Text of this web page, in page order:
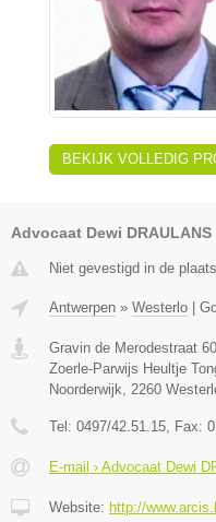
BEKIJK VOLLEDIG
Advocaat Dewi DRAULANS
Niet gevestigd in de
Antwerpen » Westerlo
Gravin de Merodestraat
Zoerle-Parwijs Heultje
Noorderwijk
2260
Tel: 0497/42.51.15 , Fax:
E-mail › Advocaat Dewi
Website: http://